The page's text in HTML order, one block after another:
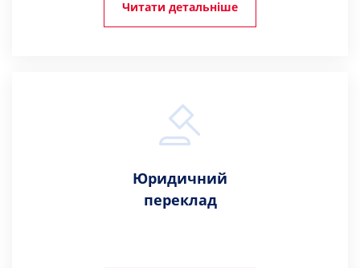
Читати детальніше
Юридичний
переклад